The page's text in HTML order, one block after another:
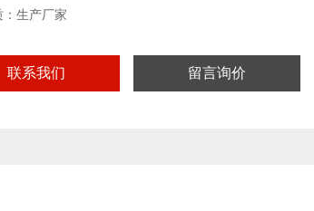
：生产厂家
联系我们 留言询价